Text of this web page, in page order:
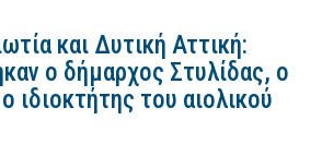
και Δυτική Αττική:
ο δήμαρχος Στυλίδας, ο
ιδιοκτήτης του αιολικού